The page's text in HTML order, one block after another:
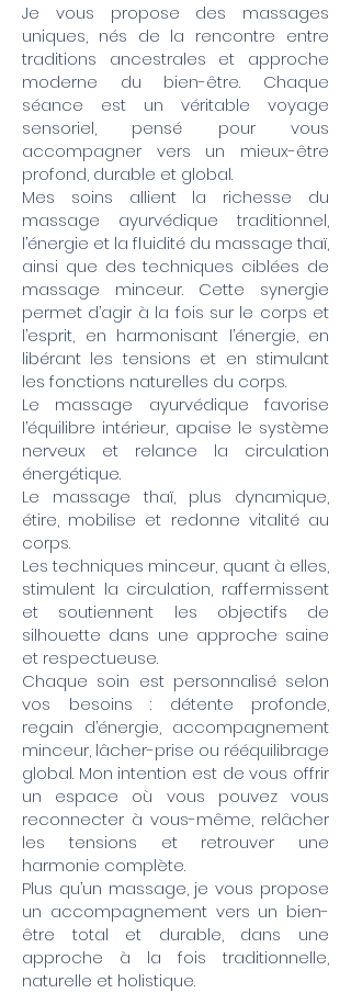
Je vous propose des massages
uniques, nés de la rencontre entre
traditions ancestrales et approche
moderne du bien-être. Chaque
séance est un véritable voyage
sensoriel, pensé pour vous
accompagner vers un mieux-être
profond, durable et global.
Mes soins allient la richesse du
massage ayurvédique traditionnel,
l’énergie et la fluidité du massage thaï,
ainsi que des techniques ciblées de
massage minceur. Cette synergie
permet d’agir à la fois sur le corps et
l’esprit, en harmonisant l’énergie, en
libérant les tensions et en stimulant
les fonctions naturelles du corps.
Le massage ayurvédique favorise
l’équilibre intérieur, apaise le système
nerveux et relance la circulation
énergétique.
Le massage thaï, plus dynamique,
étire, mobilise et redonne vitalité au
corps.
Les techniques minceur, quant à elles,
stimulent la circulation, raffermissent
et soutiennent les objectifs de
silhouette dans une approche saine
et respectueuse.
Chaque soin est personnalisé selon
vos besoins : détente profonde,
regain d’énergie, accompagnement
minceur, lâcher-prise ou rééquilibrage
global. Mon intention est de vous offrir
un espace où vous pouvez vous
reconnecter à vous-même, relâcher
les tensions et retrouver une
harmonie complète.
Plus qu’un massage, je vous propose
un accompagnement vers un bien-
être total et durable, dans une
approche à la fois traditionnelle,
naturelle et holistique.